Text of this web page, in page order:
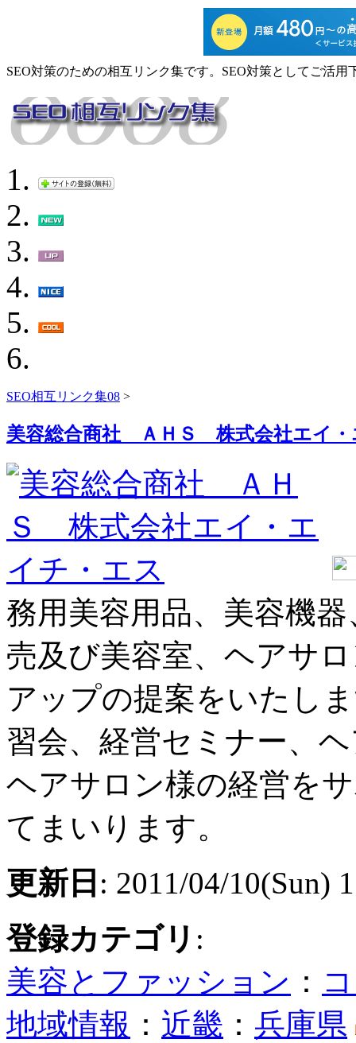
SEO対策のための相互リンク集です。SEO対策としてご活用
SEO相互リンク集08 >
美容総合商社 ＡＨＳ 株式会社エイ・
務用美容用品、美容機
売及び美容室、ヘアサ
アップの提案をいたし
習会、経営セミナー、
ヘアサロン様の経営を
てまいります。
更新日 : 2011/04/10(Sun)
登録カテゴリ :
美容とファッション ：
地域情報 ： 近畿 ： 兵庫県